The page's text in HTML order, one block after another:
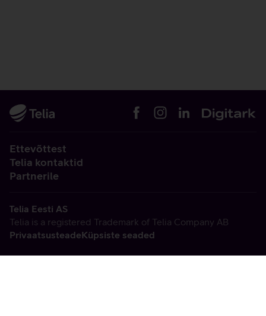
Ettevõttest
Telia kontaktid
Partnerile
Telia Eesti AS
Telia is a registered Trademark of Telia Company AB
PrivaatsusteadeKüpsiste seaded